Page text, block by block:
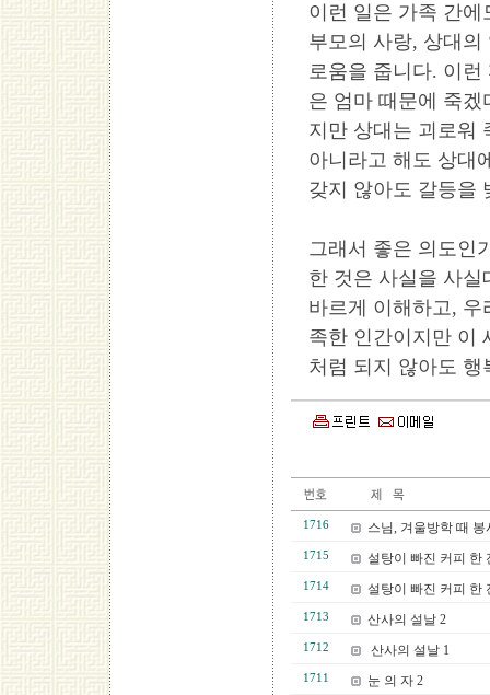
이런 일은 가족 간
부모의 사랑, 상대
로움을 줍니다. 이
은 엄마 때문에 죽
지만 상대는 괴로워
아니라고 해도 상대
갖지 않아도 갈등을
그래서 좋은 의도인
한 것은 사실을 사
바르게 이해하고,
족한 인간이지만 이
처럼 되지 않아도
1716 스님, 겨울방학 때
1715 설탕이 빠진 커피 한
1714 설탕이 빠진 커피 한
1713 산사의 설날 2
1712 산사의 설날 1
1711 눈 의 자 2